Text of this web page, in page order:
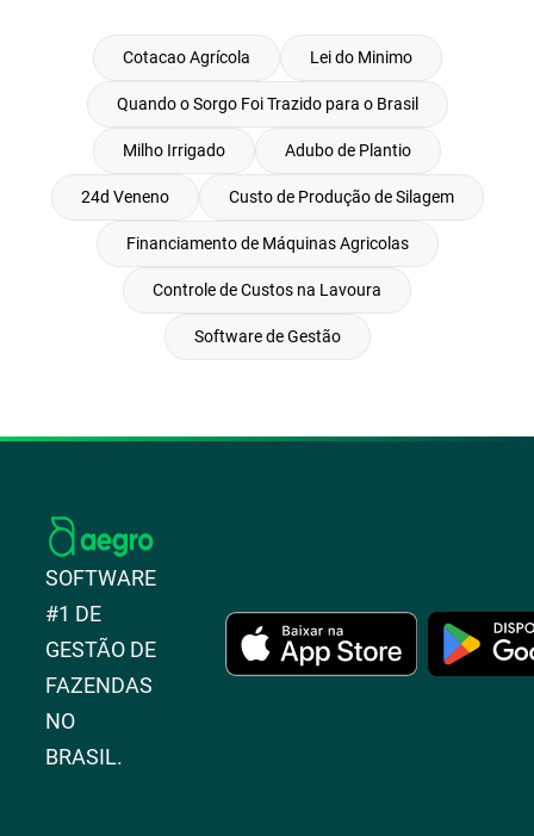
Cotacao Agrícola Lei do Minimo
Quando o Sorgo Foi Trazido para o Brasil
Milho Irrigado Adubo de Plantio
24d Veneno Custo de Produção de Silagem
Financiamento de Máquinas Agricolas
Controle de Custos na Lavoura
Software de Gestão
SOFTWARE
#1 DE
GESTÃO DE
FAZENDAS
NO
BRASIL.